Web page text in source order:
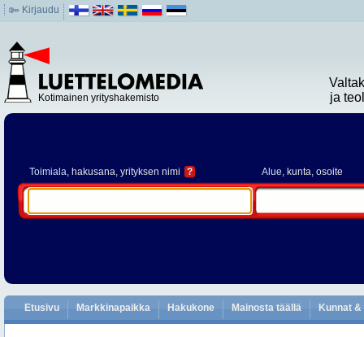
Kirjaudu
Kotimainen yrityshakemisto
ja
Toimiala, hakusana, yrityksen nimi ? Alue, kunta, osoite
Etusivu Markkinapaikka Hakukone Mainosta täällä Kunnat